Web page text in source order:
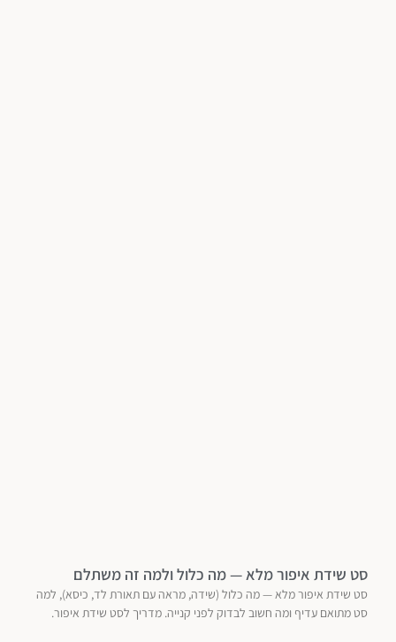
סט שידת איפור מלא — מה כלול ולמה זה משתלם
סט שידת איפור מלא — מה כלול (שידה, מראה עם תאורת לד, כיסא), למה
סט מתואם עדיף ומה חשוב לבדוק לפני קנייה. מדריך לסט שידת איפור.